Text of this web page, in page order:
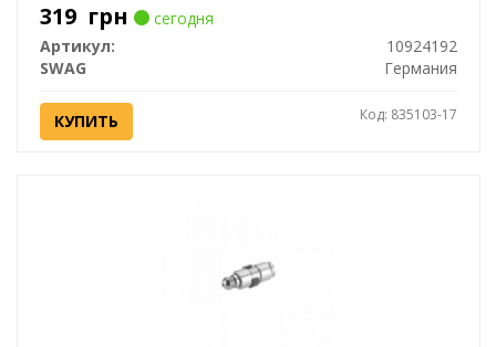
319 грн
сегодня
Артикул:
10924192
SWAG
Германия
КУПИТЬ Код: 835103-17